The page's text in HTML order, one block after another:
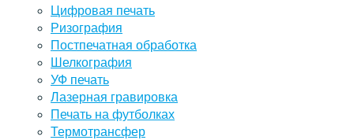
Цифровая печать
Ризография
Постпечатная обработка
Шелкография
УФ печать
Лазерная гравировка
Печать на футболках
Термотрансфер